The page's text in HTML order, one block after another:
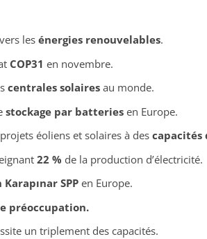
lesénergies renouvelables.
COP31 en novembre.
centrales solairesau monde.
stockage par batteriesen Europe.
éoliens et solaires à des capacités
22 % de la production d’électricité.
SPPen Europe.
préoccupation.
un triplement des capacités.